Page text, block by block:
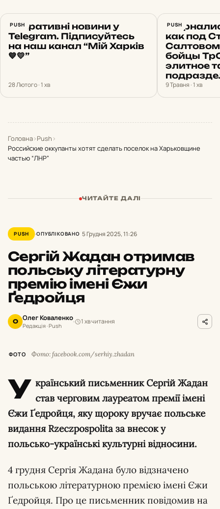
PUSH
Оперативні новини у
Telegram. Підписуйтесь
на наш канал “Мій Харків
💙💛”
28 Лютого · 1 хв
PUSH
как под
бойцы
элитное
9 Травня · 1 хв
Головна›Push ›
Российские оккупанты хотят сделать поселок на Харьковщине
частью “ЛНР”
ЧИТАЙТЕ ДАЛІ
PUSH ОПУБЛІКОВАНО 5 Грудня 2025, 11:26
Сергій Жадан отримав
польську літературну
премію імені Єжи
Ґедройця
О Олег Коваленко
Редакція · Push
1 хв читання
ФОТО Фото: facebook.com/serhiy.zhadan
У країнський письменник Сергій Жадан
став черговим лауреатом премії імені
Єжи Ґедройця, яку щороку вручає польське
видання Rzeczpospolita за внесок у
польсько-українські культурні відносини.
4 грудня Сергія Жадана було відзначено
польською літературною премією імені Єжи
Ґедройця. Про це письменник повідомив на